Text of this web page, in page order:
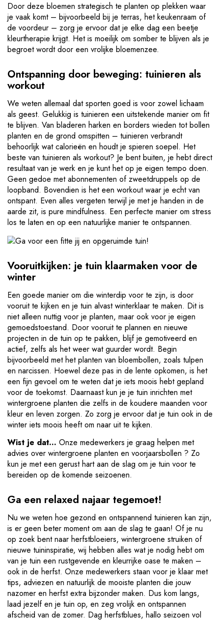
Door deze bloemen strategisch te planten op plekken waar
je vaak komt – bijvoorbeeld bij je terras, het keukenraam of
de voordeur – zorg je ervoor dat je elke dag een beetje
kleurtherapie krijgt. Het is moeilijk om somber te blijven als je
begroet wordt door een vrolijke bloemenzee.
Ontspanning door beweging: tuinieren als
workout
We weten allemaal dat sporten goed is voor zowel lichaam
als geest. Gelukkig is tuinieren een uitstekende manier om fit
te blijven. Van bladeren harken en borders wieden tot bollen
planten en de grond omspitten – tuinieren verbrandt
behoorlijk wat calorieën en houdt je spieren soepel. Het
beste van tuinieren als workout? Je bent buiten, je hebt direct
resultaat van je werk en je kunt het op je eigen tempo doen.
Geen gedoe met abonnementen of zweetdruppels op de
loopband. Bovendien is het een workout waar je echt van
ontspant. Even alles vergeten terwijl je met je handen in de
aarde zit, is pure mindfulness. Een perfecte manier om stress
los te laten en op een natuurlijke manier te ontspannen.
Vooruitkijken: je tuin klaarmaken voor de
winter
Een goede manier om die winterdip voor te zijn, is door
vooruit te kijken en je tuin alvast winterklaar te maken. Dit is
niet alleen nuttig voor je planten, maar ook voor je eigen
gemoedstoestand. Door vooruit te plannen en nieuwe
projecten in de tuin op te pakken, blijf je gemotiveerd en
actief, zelfs als het weer wat guurder wordt. Begin
bijvoorbeeld met het planten van bloembollen, zoals tulpen
en narcissen. Hoewel deze pas in de lente opkomen, is het
een fijn gevoel om te weten dat je iets moois hebt gepland
voor de toekomst. Daarnaast kun je je tuin inrichten met
wintergroene planten die zelfs in de koudere maanden voor
kleur en leven zorgen. Zo zorg je ervoor dat je tuin ook in de
winter iets moois heeft om naar uit te kijken.
Wist je dat... Onze medewerkers je graag helpen met
advies over wintergroene planten en voorjaarsbollen ? Zo
kun je met een gerust hart aan de slag om je tuin voor te
bereiden op de komende seizoenen.
Ga een relaxed najaar tegemoet!
Nu we weten hoe gezond en ontspannend tuinieren kan zijn,
is er geen beter moment om aan de slag te gaan! Of je nu
op zoek bent naar herfstbloeiers, wintergroene struiken of
nieuwe tuininspiratie, wij hebben alles wat je nodig hebt om
van je tuin een rustgevende en kleurrijke oase te maken –
ook in de herfst. Onze medewerkers staan voor je klaar met
tips, adviezen en natuurlijk de mooiste planten die jouw
nazomer en herfst extra bijzonder maken. Dus kom langs,
laad jezelf en je tuin op, en zeg vrolijk en ontspannen
afscheid van de zomer. Dag herfstblues, hallo seizoen vol